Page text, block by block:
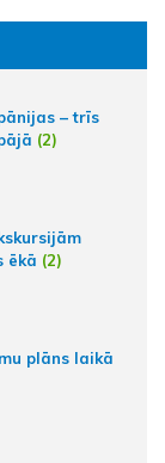
– trīs
(2)
ēkā (2)
plāns laikā